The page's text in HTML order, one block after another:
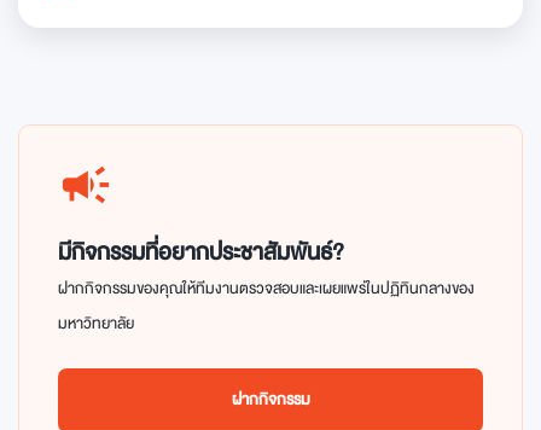
campaign
มีกิจกรรมที่อยากประชาสัมพันธ์?
ฝากกิจกรรมของคุณให้ทีมงานตรวจสอบและเผยแพร่ในปฏิทินกลางของ
มหาวิทยาลัย
ฝากกิจกรรม